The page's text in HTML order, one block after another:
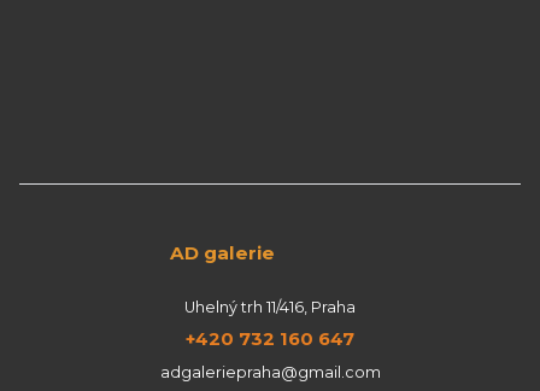
AD galerie
Uhelný trh 11/416, Praha
+420 732 160 647
adgaleriepraha@gmail.com